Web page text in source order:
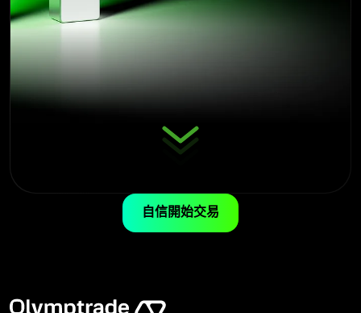
自信開始交易